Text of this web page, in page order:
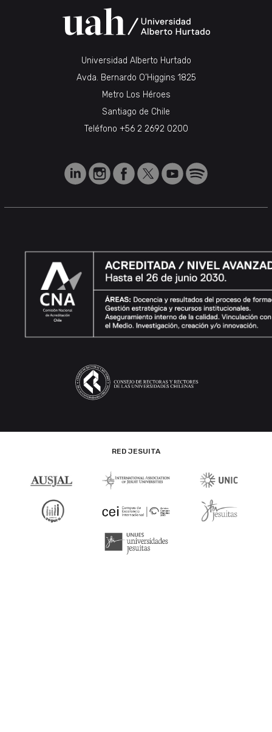
Universidad Alberto Hurtado
Avda. Bernardo O’Higgins 1825
Metro Los Héroes
Santiago de Chile
Teléfono +56 2 2692 0200
RED JESUITA